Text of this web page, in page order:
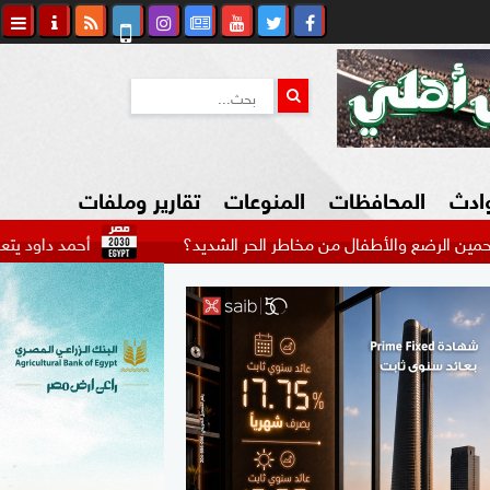
شكاوي المواطن
المحافظات المنوعات
السياحة في مصر
التكنولوجيا
المرأة والأسرة
السيارات
تقارير وملفات
أحمد داود يتعاقد على من مخاطر الحر الشديد؟